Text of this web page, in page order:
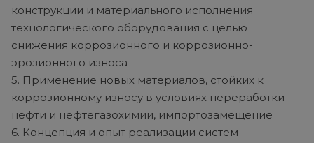
конструкции и материального исполнения
технологического оборудования с целью
снижения коррозионного и коррозионно-
эрозионного износа
5. Применение новых материалов, стойких к
коррозионному износу в условиях переработки
нефти и нефтегазохимии, импортозамещение
6. Концепция и опыт реализации систем